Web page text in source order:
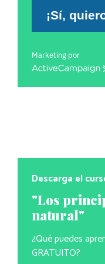
¡Sí,
Marketing por
ActiveCampaign
Descarga el
"Los
natural"
¿Qué puedes
GRATUITO?